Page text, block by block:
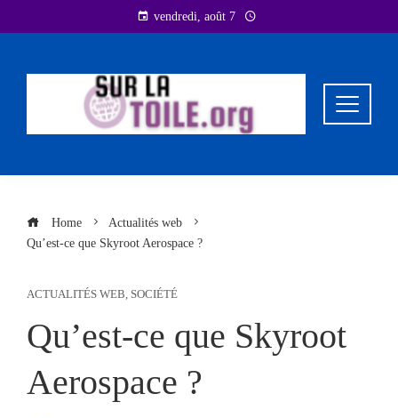
to
vendredi, août 7
Home
Actualités web
Qu’est-ce que Skyroot Aerospace ?
ACTUALITÉS WEB, SOCIÉTÉ
Qu’est-ce que Skyroot
Aerospace ?